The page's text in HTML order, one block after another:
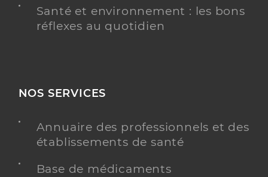
Santé et environnement : les bons
réflexes au quotidien
NOS SERVICES
Annuaire des professionnels et des
établissements de santé
Base de médicaments